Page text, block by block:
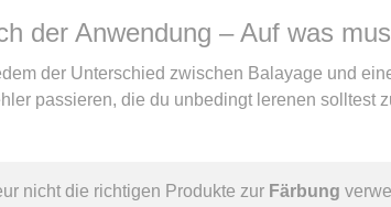
der Anwendung – Auf was
der Unterschied zwischen Balayage und
passieren, die du unbedingt lerenen solltest
nicht die richtigen Produkte zur Färbung